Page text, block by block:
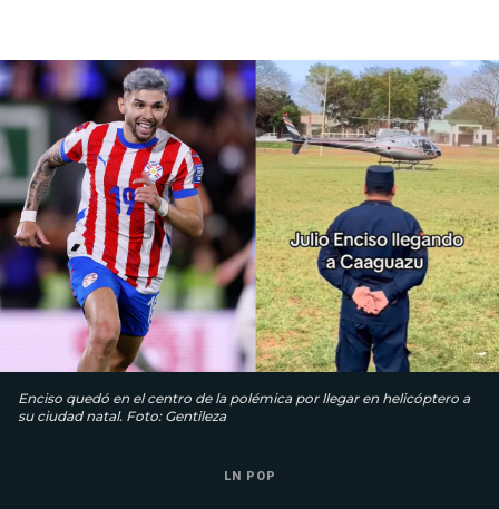
Enciso quedó en el centro de la polémica por llegar en helicóptero a
su ciudad natal. Foto: Gentileza
LN POP